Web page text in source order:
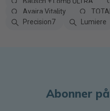
Avaira Vitality
Precision7
Lumiere
Abonner